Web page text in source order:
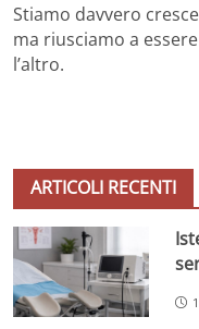
Stiamo davvero
ma riusciamo a
l’altro.
ARTICOLI RECENTI